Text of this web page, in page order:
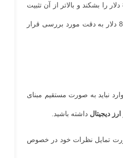
در تایم فریم بلندمدت هفتگی، محدوده‌های حمایت کلیدی برای لایت کوین در سطح 50 دلار و 42 دلار قرار دارند. برای تداوم روند صعودی، ضروری است که قیمت محدوده مقاومت مهم 85 دلار را بشکند و بالاتر از آن تثبیت
شود. در صورتی که این مقاومت کلیدی شکسته شود، احتمال رشد بیشتر قیمت افزایش می‌یابد.برای درک بهتر ادامه روند حرکتی، ضروری است که واکنش قیمت به محدوده‌های 70 تا 85 دلار به دقت مورد بررسی قرار
نباید به صورت مستقیم مبنای
دیجیتال داشته باشید.
تمایل نظرات خود در خصوص